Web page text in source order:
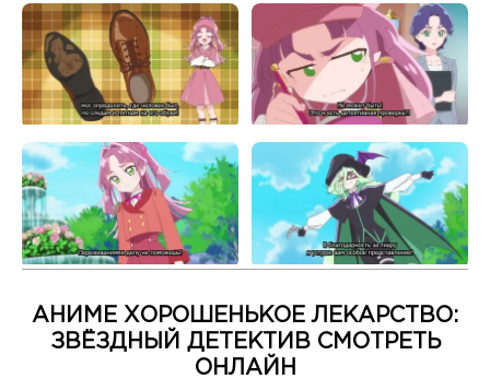
АНИМЕ ХОРОШЕНЬКОЕ ЛЕКАРСТВО:
ЗВЁЗДНЫЙ ДЕТЕКТИВ СМОТРЕТЬ
ОНЛАЙН